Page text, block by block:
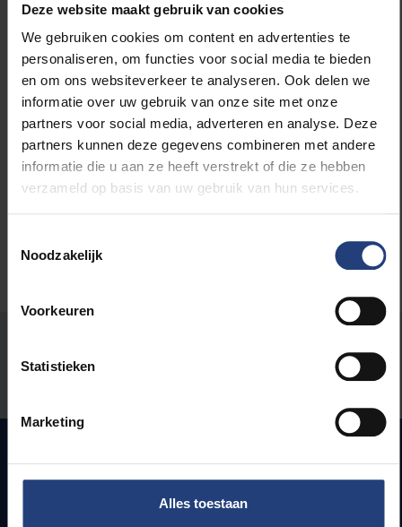
Deze website maakt gebruik van cookies
We gebruiken cookies om content en advertenties te
personaliseren, om functies voor social media te bieden
en om ons websiteverkeer te analyseren. Ook delen we
informatie over uw gebruik van onze site met onze
partners voor social media, adverteren en analyse. Deze
partners kunnen deze gegevens combineren met andere
informatie die u aan ze heeft verstrekt of die ze hebben
verzameld op basis van uw gebruik van hun services.
Noodzakelijk
Voorkeuren
Statistieken
Marketing
Alles toestaan
Lees meer ophbvl.be(+).
Lees meer over:
Maatschappij en engagement